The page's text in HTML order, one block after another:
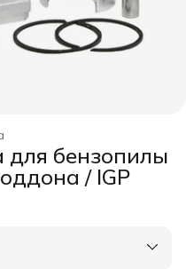
для инструмента
для бензопилы
/ IGP